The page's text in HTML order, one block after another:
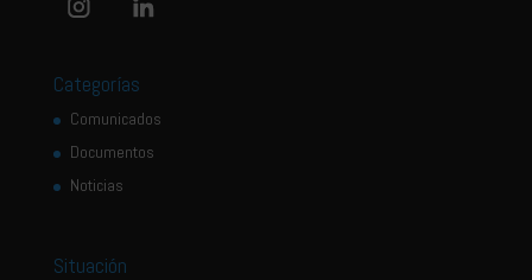
Categorías
Comunicados
Documentos
Noticias
Situación